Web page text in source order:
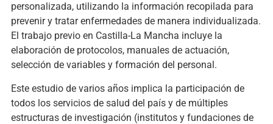
personalizada, utilizando la información recopilada para
prevenir y tratar enfermedades de manera individualizada.
El trabajo previo en Castilla-La Mancha incluye la
elaboración de protocolos, manuales de actuación,
selección de variables y formación del personal.
Este estudio de varios años implica la participación de
todos los servicios de salud del país y de múltiples
estructuras de investigación (institutos y fundaciones de